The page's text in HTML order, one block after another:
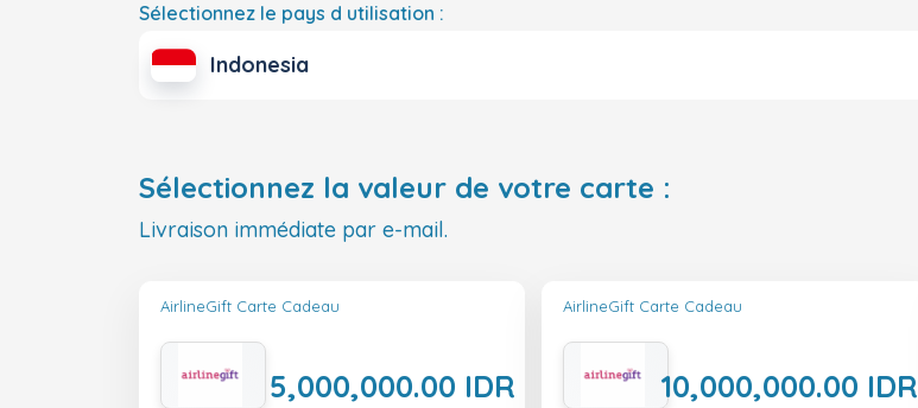
Sélectionnez le pays d utilisation :
Indonesia
Sélectionnez la valeur de votre carte :
Livraison immédiate par e-mail.
AirlineGift Carte Cadeau
5,000,000.00 IDR
AirlineGift Carte Cadeau
10,000,000.00 IDR